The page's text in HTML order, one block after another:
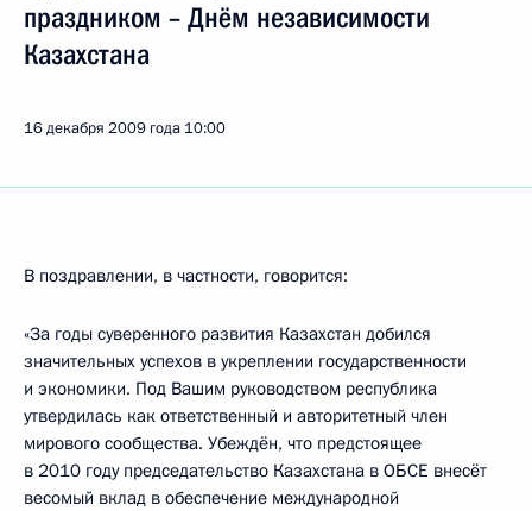
праздником – Днём независимости
Казахстана
16 декабря 2009 года 10:00
В поздравлении, в частности, говорится:
«За годы суверенного развития Казахстан добился
значительных успехов в укреплении государственности
и экономики. Под Вашим руководством республика
утвердилась как ответственный и авторитетный член
мирового сообщества. Убеждён, что предстоящее
в 2010 году председательство Казахстана в ОБСЕ внесёт
весомый вклад в обеспечение международной